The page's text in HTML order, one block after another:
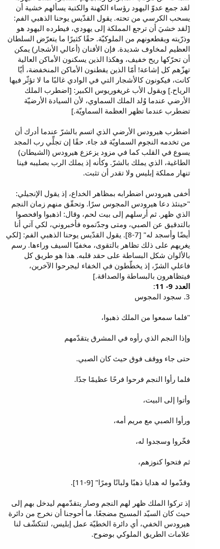
لقد جمع عدوّ اليهود رؤساء الكهنة والكتبة يسألهم خشية أن
يسحب الكرسي من تحته. يقول القدّيس يوحنا الذهبي الفم:
[لقد خشيَ أن ترجع المملكة إلى يهودي، فيطرده اليهود هو
وذرّيته ويقطعونهم من الملوكيّة. حقًا كثيرًا ما يتعرّض السلطان
العظيم لمخاوف شديدة. فإن الأفنان (أعالي الأشجار) يمكن
أن تحرّكها ريح خفيف، وهكذا الذين يسكنون الأماكن العالية
تهزّهم كل إشاعة! أمّا الذين يقطنون الأماكن المنخفضة، أيّا
كانت، فيكونون كالأشجار التي في الوادي غالبًا ما لا تؤثّر فيها
الرياح.] ويقول الأب غريغوريوس الكبير: [اضطرب الملك
الأرضي عندما وُلد الملك السماوي، لأن السيادة الأرضيّة
تضطرب عندما تظهر العظمة السماويّة.]
اضطرب هيرودس الأرضي الذي اتسم بالشرّ عندما أدرك أن
من تخدمه النجوم السماويّة قد جاء. حقًا إن تجلِّي رب المجد
يسوع في القلب كما في مزود يزعزع هيرودس (الشيطان)
الطاغية، الذي يملك بالشرّ. وكأنه إذ يملك الرب بصليبه فينا
تنهار مملكة إبليس ولا تقدر أن تثبت.
أخفى هيرودس اضطرابه بمظاهر الخداع، إذ يقول الإنجيلي:
"حينئذ دعا هيرودس المجوس سرًا. وتحقّق منهم زمان النجم
الذي ظهر. ثم أرسلهم إلى بيت لحم، وقال: اذهبوا وافحصوا
بالتدقيق عن الصبي، ومتى وجدّتموه فأخبروني، لكي آتي أنا
أيضًا وأسجد له" [7-8]. يقول القدّيس يوحنا الذهبي الفم: [لكي
يغريهم على ذلك تظاهر بالتقوى، مخفيًا السيف وراءها. رسم
بالألوان شكل البساطة على حقد قلبه. هذا هو طريق كل
فاعلي الشرّ، إذ يخطّطون في الخفاء ليجرحوا الآخرين،
فيتظاهرون بالبساطة والصداقة.]
العدد 9- 11
:
3. سجود المجوس
"فلما سمعوا من الملك ذهبوا،
وإذا النجم الذي رأوه في المشرق يتقدّمهم
حتى جاء ووقف فوق حيث كان الصبي.
فلما رأوا النجم فرحوا فرحًا عظيمًا جدًا.
وأتوا إلى البيت،
ورأوا الصبي مع مريم أمه،
فخّروا وسجدوا له،
ثم فتحوا كنوزهم،
وقدّموا له هدايا ذهبًا ولبانًا ومرًا" [9-11].
إذ تركوا الملك ظهر لهم النجم وصار يتقدّمهم ليدخل بهم إلى
حيث كان السيّد المسيح مضجعًا. ما أحوجنا أن نخرج من دائرة
هيرودس الخفي، أي دائرة الخطيّة عمل إبليس، لتتكشّف لنا
علامات الطريق الملوكي بوضوح.